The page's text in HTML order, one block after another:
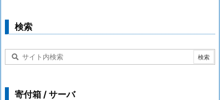
検索
寄付箱 / サーバ